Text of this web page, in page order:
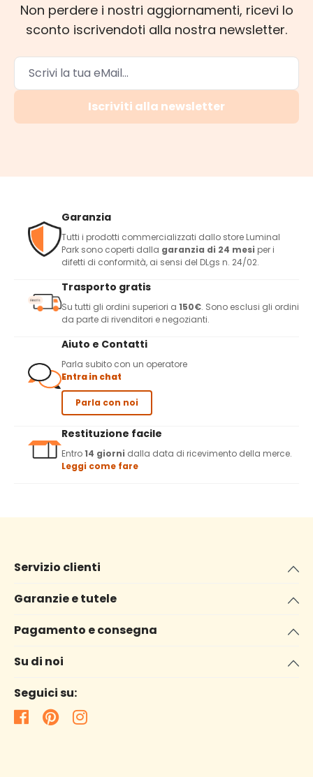
Non perdere i nostri aggiornamenti, ricevi lo
sconto iscrivendoti alla nostra newsletter.
Iscriviti alla newsletter
Garanzia
Tutti i prodotti commercializzati dallo store Luminal
Park sono coperti dalla garanzia di 24 mesi per i
difetti di conformità, ai sensi del DLgs n. 24/02.
Trasporto gratis
Su tutti gli ordini superiori a 150€. Sono esclusi gli ordini
da parte di rivenditori e negozianti.
Aiuto e Contatti
Parla subito con un operatore
Entra in chat
Parla con noi
Restituzione facile
Entro14 giorni dalla data di ricevimento della merce.
Leggi come fare
Servizio clienti
Garanzie e tutele
Pagamento e consegna
Su di noi
Seguici su: